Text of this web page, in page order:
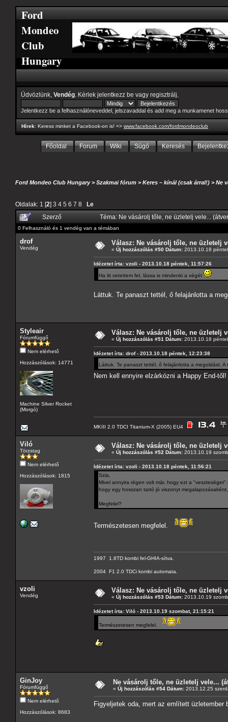
Ford
Mondeo
Club
Hungary
Üdvözlünk, Vendég . Kérlek jelentkezz be vagy regisztrálj
Jelentkezz be a felhasználóneveddel, jelszavaddal és add meg a munkamenet
Hírek: Keress minket a Facebook-on is! => www.facebook.com/fordmondeoclub
Főoldal Forum Wiki Súgó Keresés
Ford Mondeo Club Hungary>Szakmai fórum >Keres – kínál (csak árral!) >Ne
Oldalak: 1 [2] 3 4 5 6 7 8
Le
Szerző
Téma: Ne vásárolj tőle, ne üzletelj vele...
0 Felhasználó és 1 vendég van a témában
drof
Vendég
Válasz: Ne vásárolj tőle, ne üzletelj
« Új hozzászólás #50 Dátum: 2013.10.18
Idézetet írta: vzoli - 2013.10.18 péntek, 11:57:26
Ha itt vetettem fel, lássa is mindenki a végét
Láttuk. Te panaszt tettél, ő felajánlotta a
Styleair
Fórumfüggő
Nem elérhető
Hozzászólások: 14771
Machine Silver Rocket
(Morgó)
Válasz: Ne vásárolj tőle, ne üzletelj
« Új hozzászólás #51 Dátum: 2013.10.18
Idézetet írta: drof - 2013.10.18 péntek, 12:23:38
Láttuk. Te panaszt tettél, ő felajánlotta a megoldást.
Nem kell ennyire elzárkózni a Happy End-
MKIII 2.0 TDCI Titanium-X (2005) EU4
Viló
Törzstag
Nem elérhető
Hozzászólások: 1815
Válasz: Ne vásárolj tőle, ne üzletelj
« Új hozzászólás #52 Dátum: 2013.10.19
Idézetet írta: vzoli - 2013.10.18 péntek, 11:56:21
Szia,
Mivel annyira régen volt már, hogy ezt a
hogy egy hosszan tartó jó viszonyt
Megfelel?
Természetesen megfelel.
1997 1.8TD kombi fel-GHIA-sítva.
2004 F1 2.0 TDCi kombi automata.
vzoli
Vendég
Válasz: Ne vásárolj tőle, ne üzletelj
« Új hozzászólás #53 Dátum: 2013.10.19
Idézetet írta: Viló - 2013.10.19 szombat, 21:15:21
Természetesen megfelel.
GinJoy
Fórumfüggő
Nem elérhető
Hozzászólások: 8683
Ne vásárolj tőle, ne üzletelj vele...
« Új hozzászólás #54 Dátum: 2013.12.25
Figyeljetek oda, mert az említett üzletember